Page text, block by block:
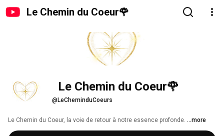
Le Chemin du Coeur🌹
  Le Chemin du Coeur🌹
@LeCheminduCoeurs
Le Chemin du Coeur, la voie de retour à notre essence profonde. ...more